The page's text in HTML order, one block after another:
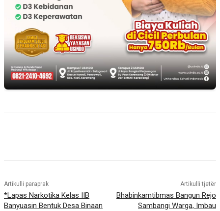
Artikulli paraprak
*Lapas Narkotika Kelas IIB
Banyuasin Bentuk Desa Binaan
Artikulli tjetër
Bhabinkamtibmas Bangun Rejo
Sambangi Warga, Imbau